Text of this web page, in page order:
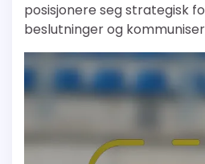
posisjonere seg strategisk
beslutninger og